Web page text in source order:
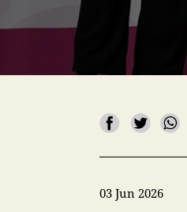
03 Jun 2026